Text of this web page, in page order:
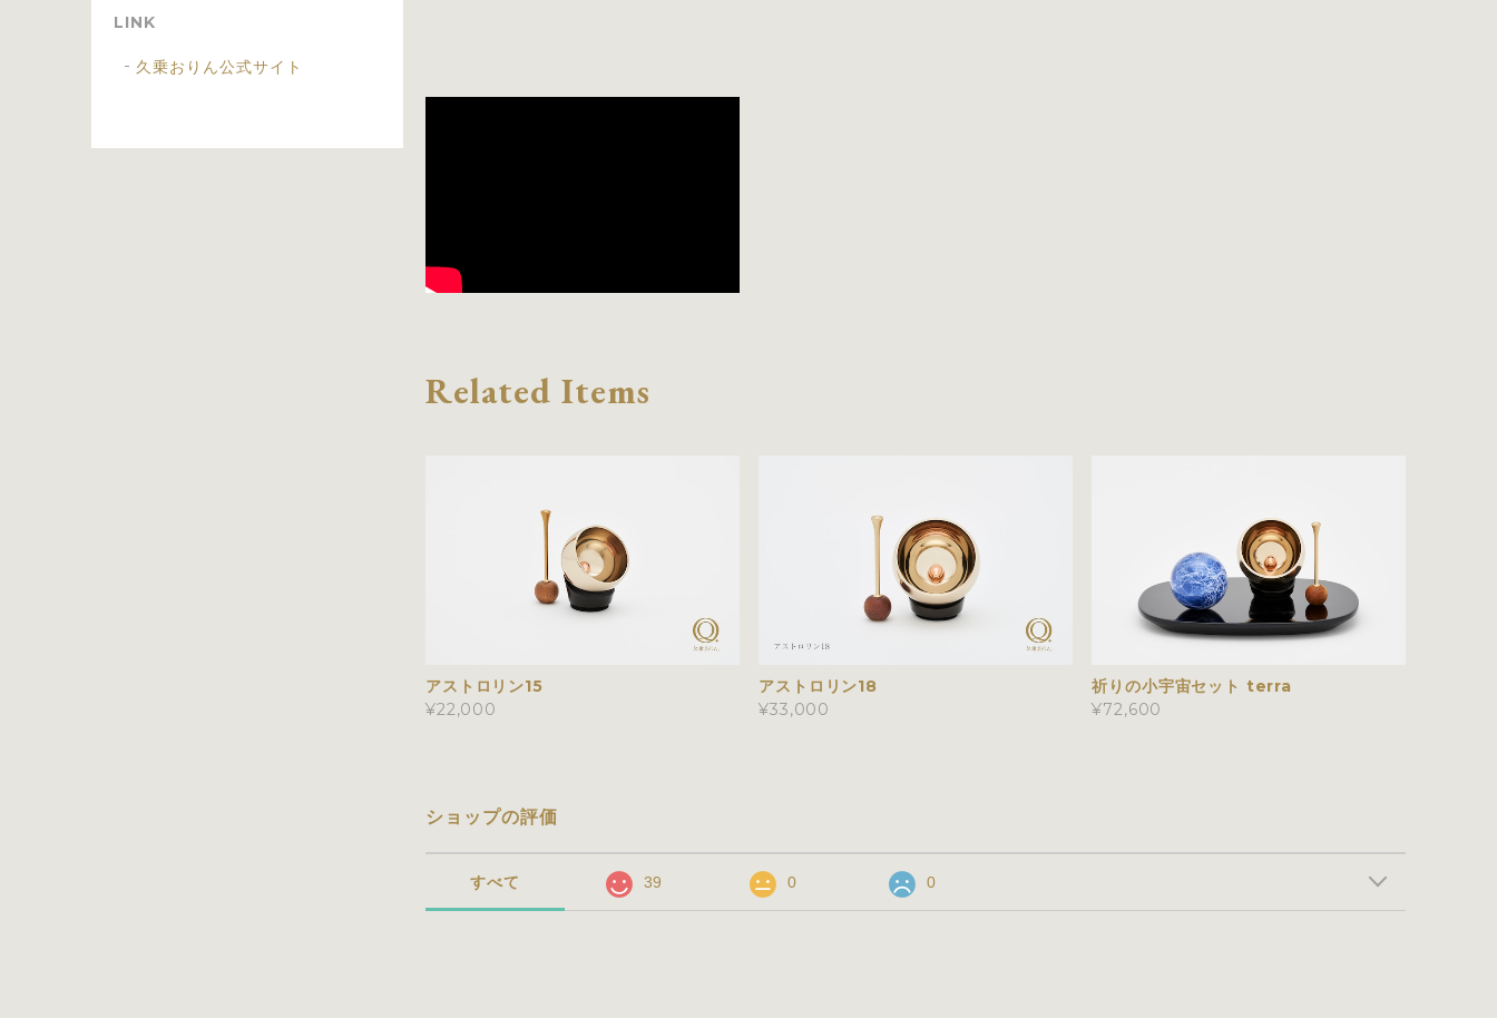
Related Items
アストロリン15
¥22,000
アストロリン18
¥33,000
祈りの小宇宙セット terra
¥72,600
ショップの評価
すべて 39 0 0
LINK
久乗おりん公式サイト